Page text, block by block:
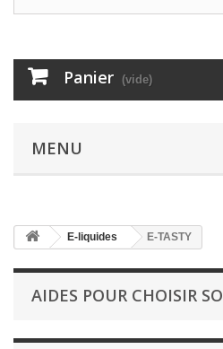
Panier (vide)
MENU
E-liquides E-TASTY
AIDES POUR CHOISIR